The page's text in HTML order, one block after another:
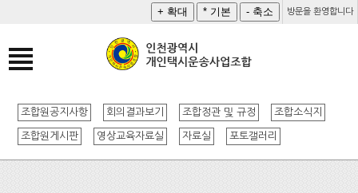
방문을 환영합니다
조합원공지사항 회의결과보기 조합정관 및 규정 조합소식지
조합원게시판 영상교육자료실 자료실 포토갤러리